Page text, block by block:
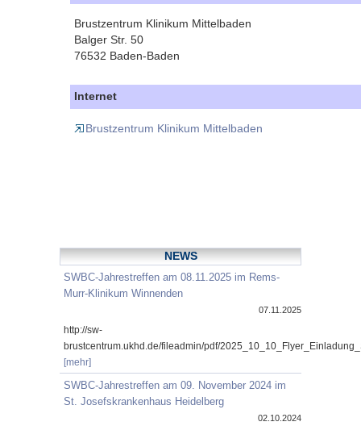
Brustzentrum Klinikum Mittelbaden
Balger Str. 50
76532 Baden-Baden
Internet
Brustzentrum Klinikum Mittelbaden
NEWS
SWBC-Jahrestreffen am 08.11.2025 im Rems-
Murr-Klinikum Winnenden
07.11.2025
http://sw-
brustcentrum.ukhd.de/fileadmin/pdf/
[mehr]
SWBC-Jahrestreffen am 09. November 2024 im
St. Josefskrankenhaus Heidelberg
02.10.2024